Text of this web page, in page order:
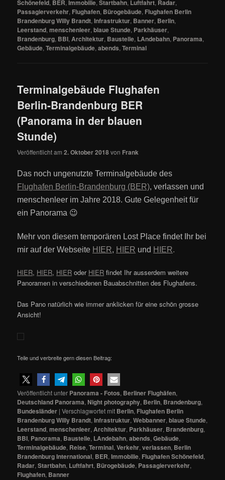
Schönefeld, BER,Immobilie,Startbahn, Luftfahrt, Radar,
Passagierverkehr, Flughafen, Bürogebäude, Flughafen Berlin
Brandenburg Willy Brandt,Infrastruktur, Banner, Berlin,
Leerstand,menschenleer,blaue Stunde, Parkhäuser,
Brandenburg, BBI, Architektur, Baustelle, LAndebahn, Panorama,
Gebäude,Terminalgebäude,abends,Terminal
Terminalgebäude Flughafen
Berlin-Brandenburg BER
(Panorama in der blauen
Stunde)
Veröffentlicht am2. Oktober 2018von Frank
Das noch ungenutzte Terminalgebäude des
Flughafen Berlin-Brandenburg (BER), verlassen und
menschenleer im Jahre 2018. Gute Gelegenheit für
ein Panorama 😉
Mehr von diesem temporären Lost Place findet Ihr bei
mir auf der Webseite HIER, HIER und HIER.
HIER, HIER, HIER oder HIER findet Ihr ausserdem weitere
Panoramen in verschiedenen Bauabschnitten des Flughafens.
Das Pano natürlich wie immer anklicken für eine schön grosse
Ansicht!
Teile und verbreite gern diesen Beitrag:
Veröffentlicht unter Panorama - Fotos, Berliner Flughäfen,
Deutschland Panorama, Night photography, Berlin, Brandenburg,
Bundesländer |Verschlagwortet mit Berlin, Flughafen Berlin
Brandenburg Willy Brandt,Infrastruktur,Webbanner,blaue Stunde,
Leerstand,menschenleer, Architektur, Parkhäuser, Brandenburg,
BBI, Panorama, Baustelle, LAndebahn,abends,Gebäude,
Terminalgebäude, Reise,Terminal,Verkehr,verlassen, Berlin
Brandenburg International, BER,Immobilie, Flughafen Schönefeld,
Radar,Startbahn, Luftfahrt, Bürogebäude, Passagierverkehr,
Flughafen, Banner